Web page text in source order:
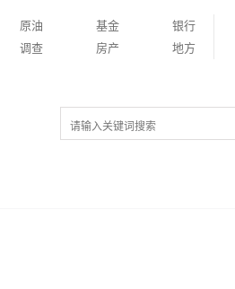
原油 基金
银行
调查 房产 地方